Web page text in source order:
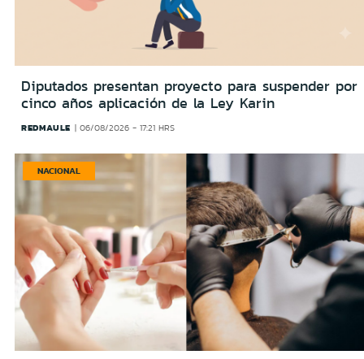
Diputados presentan proyecto para suspender por
cinco años aplicación de la Ley Karin
REDMAULE 06/08/2026 - 17:21 HRS
NACIONAL